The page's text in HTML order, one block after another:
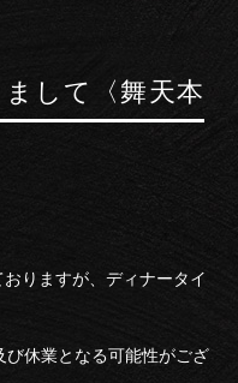
して〈舞天本
りますが、ディナータイ
休業となる可能性がござ